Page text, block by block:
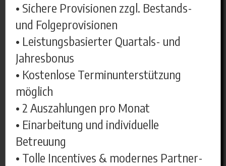
• Sichere Provisionen zzgl. Bestands-
und Folgeprovisionen
• Leistungsbasierter Quartals- und
Jahresbonus
• Kostenlose Terminunterstützung
möglich
• 2 Auszahlungen pro Monat
• Einarbeitung und individuelle
Betreuung
• Tolle Incentives & modernes Partner-